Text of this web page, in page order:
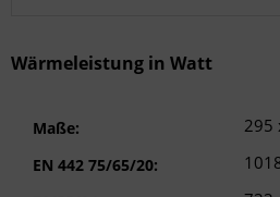
Wärmeleistung in Watt
Maße: 295
EN 442 75/65/20: